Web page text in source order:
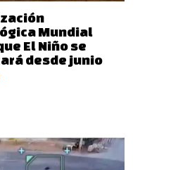
Mundial
El Niño se
desde junio